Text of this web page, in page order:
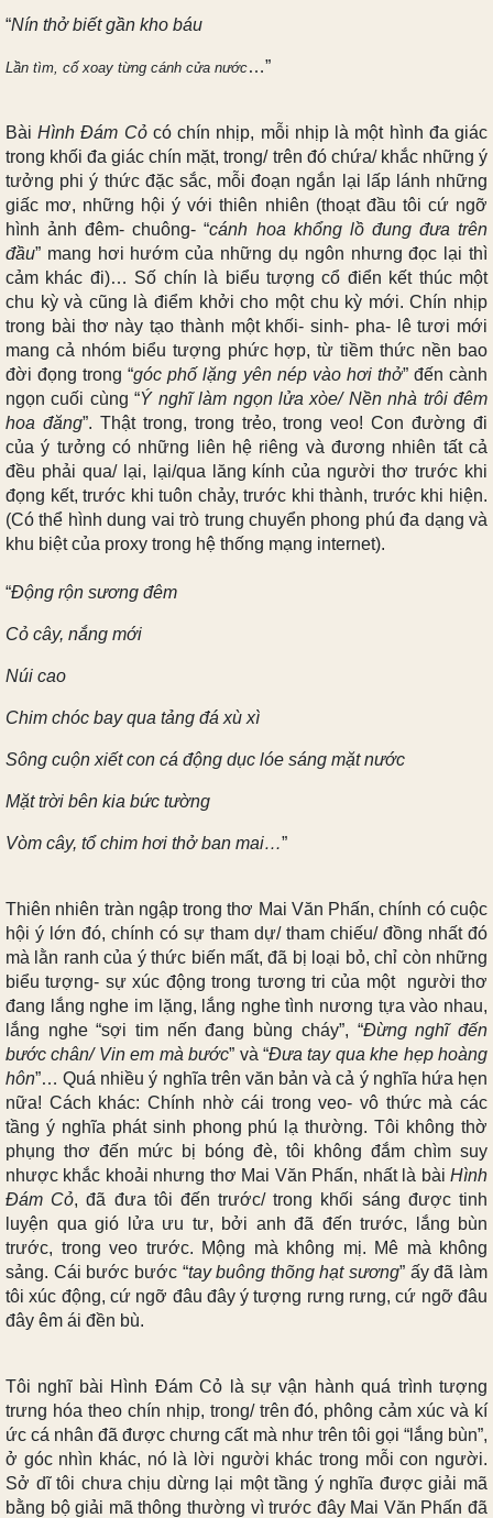
“Nín thở biết gần kho báu
Lần tìm, cố xoay từng cánh cửa nước…”
BàiHình Đám Cỏcó chín nhịp, mỗi nhịp là một hình đa giác
trong khối đa giác chín mặt, trong/ trên đó chứa/ khắc những ý
tưởng phi ý thức đặc sắc, mỗi đoạn ngắn lại lấp lánh những
giấc mơ, những hội ý với thiên nhiên (thoạt đầu tôi cứ ngỡ
hình ảnh đêm- chuông- “cánh hoa khổng lồ đung đưa trên
đầu” mang hơi hướm của những dụ ngôn nhưng đọc lại thì
cảm khác đi)… Số chín là biểu tượng cổ điển kết thúc một
chu kỳ và cũng là điểm khởi cho một chu kỳ mới. Chín nhịp
trong bài thơ này tạo thành một khối- sinh- pha- lê tươi mới
mang cả nhóm biểu tượng phức hợp, từ tiềm thức nền bao
đời đọng trong “góc phố lặng yên nép vào hơi thở” đến cành
ngọn cuối cùng “Ý nghĩ làm ngọn lửa xòe/ Nền nhà trôi đêm
hoa đăng”. Thật trong, trong trẻo, trong veo! Con đường đi
của ý tưởng có những liên hệ riêng và đương nhiên tất cả
đều phải qua/ lại, lại/qua lăng kính của người thơ trước khi
đọng kết, trước khi tuôn chảy, trước khi thành, trước khi hiện.
(Có thể hình dung vai trò trung chuyển phong phú đa dạng và
khu biệt của proxy trong hệ thống mạng internet).
“Động rộn sương đêm
Cỏ cây, nắng mới
Núi cao
Chim chóc bay qua tảng đá xù xì
Sông cuộn xiết con cá động dục lóe sáng mặt nước
Mặt trời bên kia bức tường
Vòm cây, tổ chim hơi thở ban mai…”
Thiên nhiên tràn ngập trong thơ Mai Văn Phấn, chính có cuộc
hội ý lớn đó, chính có sự tham dự/ tham chiếu/ đồng nhất đó
mà lằn ranh của ý thức biến mất, đã bị loại bỏ, chỉ còn những
biểu tượng- sự xúc động trong tương tri của một người thơ
đang lắng nghe im lặng, lắng nghe tình nương tựa vào nhau,
lắng nghe “sợi tim nến đang bùng cháy”, “Đừng nghĩ đến
bước chân/ Vin em mà bước” và “Đưa tay qua khe hẹp hoàng
hôn”… Quá nhiều ý nghĩa trên văn bản và cả ý nghĩa hứa hẹn
nữa! Cách khác: Chính nhờ cái trong veo- vô thức mà các
tầng ý nghĩa phát sinh phong phú lạ thường. Tôi không thờ
phụng thơ đến mức bị bóng đè, tôi không đắm chìm suy
nhược khắc khoải nhưng thơ Mai Văn Phấn, nhất là bài Hình
Đám Cỏ, đã đưa tôi đến trước/ trong khối sáng được tinh
luyện qua gió lửa ưu tư, bởi anh đã đến trước, lắng bùn
trước, trong veo trước. Mộng mà không mị. Mê mà không
sảng. Cái bước bước “tay buông thõng hạt sương” ấy đã làm
tôi xúc động, cứ ngỡ đâu đây ý tượng rưng rưng, cứ ngỡ đâu
đây êm ái đền bù.
Tôi nghĩ bài Hình Đám Cỏ là sự vận hành quá trình tượng
trưng hóa theo chín nhịp, trong/ trên đó, phông cảm xúc và kí
ức cá nhân đã được chưng cất mà như trên tôi gọi “lắng bùn”,
ở góc nhìn khác, nó là lời người khác trong mỗi con người.
Sở dĩ tôi chưa chịu dừng lại một tầng ý nghĩa được giải mã
bằng bộ giải mã thông thường vì trước đây Mai Văn Phấn đã